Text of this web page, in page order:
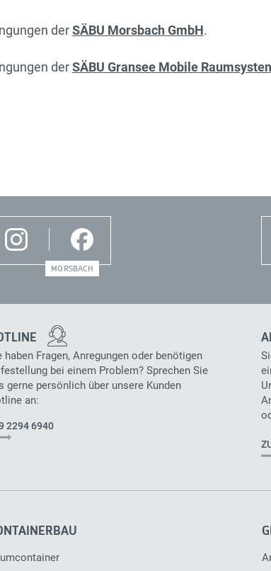
derSÄBU Morsbach GmbH.
derSÄBU Gransee Mobile
MORSBACH
haben Fragen, Anregungen oder benötigen
bei einem Problem? Sprechen Sie
gerne persönlich über unsere Kunden
an:
2294 6940